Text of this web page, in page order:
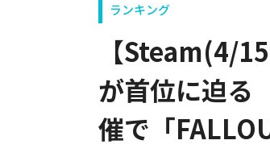
ランキング
【Steam(4/
が首位に迫る
催で「